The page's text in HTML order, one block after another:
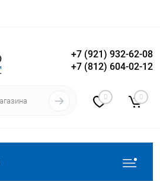
Вход Регистрация
+7 (921) 932-62-08
+7 (812) 604-02-12
0 0